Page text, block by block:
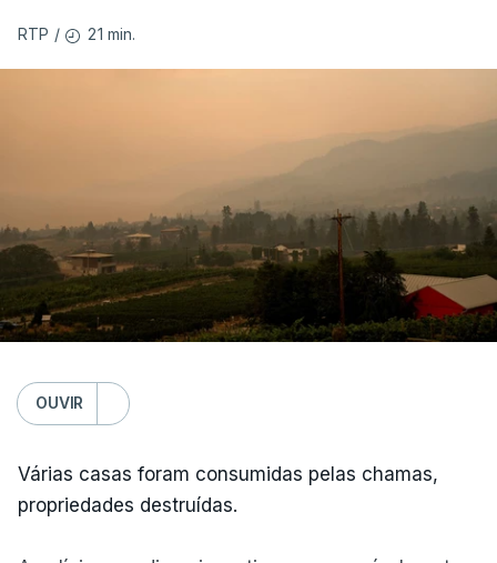
RTP / 21 min.
OUVIR
Várias casas foram consumidas pelas chamas,
propriedades destruídas.